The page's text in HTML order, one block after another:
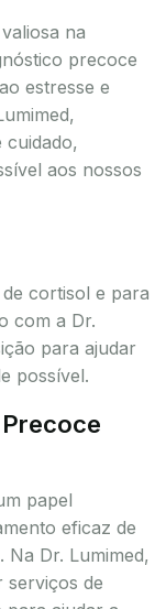
na
precoce
estresse e
cuidado,
aos nossos
cortisol e para
com a Dr.
para ajudar
possível.
papel
eficaz de
Na Dr. Lumimed,
serviços de